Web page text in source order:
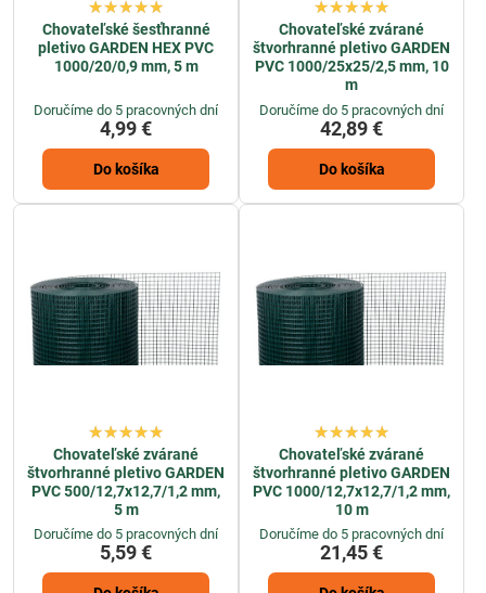
Chovateľské šesťhranné
pletivo GARDEN HEX PVC
1000/20/0,9 mm, 5 m
Doručíme do 5 pracovných dní
4,99 €
Do košíka
Chovateľské zvárané
štvorhranné pletivo GARDEN
PVC 1000/25x25/2,5 mm, 10
m
Doručíme do 5 pracovných dní
42,89 €
Do košíka
Chovateľské zvárané
štvorhranné pletivo GARDEN
PVC 500/12,7x12,7/1,2 mm,
5 m
Doručíme do 5 pracovných dní
5,59 €
Chovateľské zvárané
štvorhranné pletivo GARDEN
PVC 1000/12,7x12,7/1,2 mm,
10 m
Doručíme do 5 pracovných dní
21,45 €